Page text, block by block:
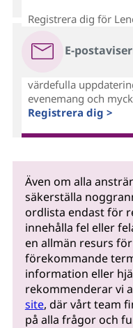
E-
Registrera dig för
värdefulla
evenemang och
Registrera dig >
Även om alla
säkerställa
ordlista endast för
innehålla fel eller
en allmän resurs
förekommande
information eller
rekommenderar vi
site, där vårt team
på alla frågor och